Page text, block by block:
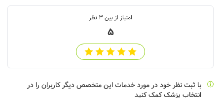
امتیاز از بین 3 نظر
5
با ثبت نظر خود در مورد خدمات این متخصص دیگر کاربران را در
انتخاب پزشک کمک کنید